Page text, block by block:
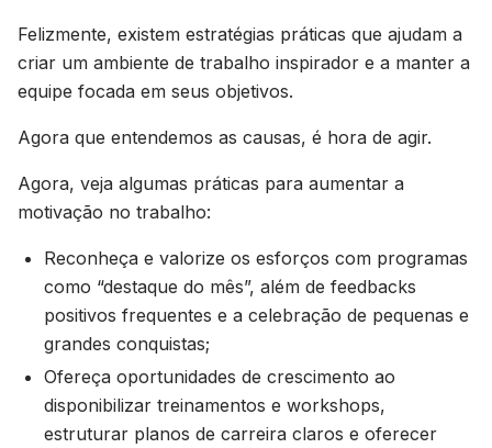
Felizmente, existem estratégias práticas que ajudam a
criar um ambiente de trabalho inspirador e a manter a
equipe focada em seus objetivos.
Agora que entendemos as causas, é hora de agir.
Agora, veja algumas práticas para aumentar a
motivação no trabalho:
Reconheça e valorize os esforços com programas
como “destaque do mês”, além de feedbacks
positivos frequentes e a celebração de pequenas e
grandes conquistas;
Ofereça oportunidades de crescimento ao
disponibilizar treinamentos e workshops,
estruturar planos de carreira claros e oferecer